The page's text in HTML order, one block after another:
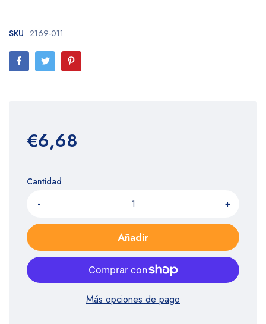
SKU 2169-011
€6,68
Cantidad
- +
Añadir
Más opciones de pago